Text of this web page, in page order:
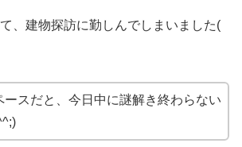
、建物探訪に勤しんでしまいました(
ースだと、今日中に謎解き終わらない